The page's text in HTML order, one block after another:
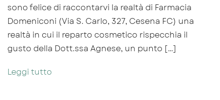
sono felice di raccontarvi la realtà di Farmacia
Domeniconi (Via S. Carlo, 327, Cesena FC) una
realtà in cui il reparto cosmetico rispecchia il
gusto della Dott.ssa Agnese, un punto […]
Leggi tutto